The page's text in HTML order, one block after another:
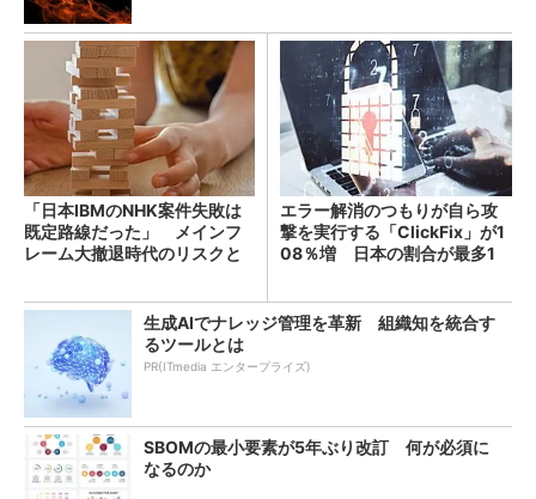
「日本IBMのNHK案件失敗は
既定路線だった」 メインフ
レーム大撤退時代のリスクと
エラー解消のつもりが自ら攻
撃を実行する「ClickFix」が1
08％増 日本の割合が最多1
生成AIでナレッジ管理を革新 組織知を統合す
るツールとは
PR(ITmedia エンタープライズ)
SBOMの最小要素が5年ぶり改訂 何が必須に
なるのか